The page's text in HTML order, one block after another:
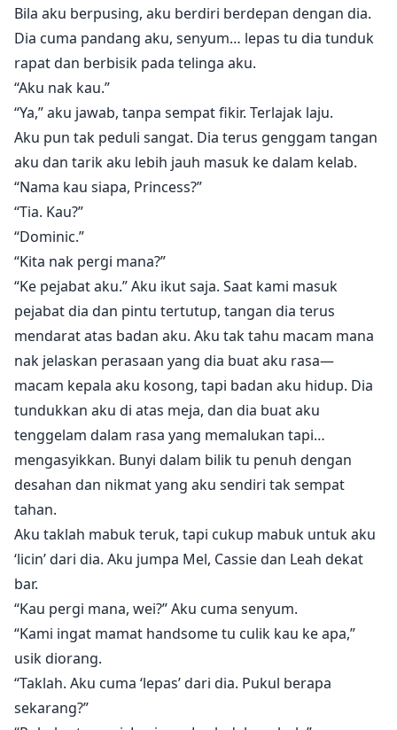
Bila aku berpusing, aku berdiri berdepan dengan dia.
Dia cuma pandang aku, senyum… lepas tu dia tunduk
rapat dan berbisik pada telinga aku.
“Aku nak kau.”
“Ya,” aku jawab, tanpa sempat fikir. Terlajak laju.
Aku pun tak peduli sangat. Dia terus genggam tangan
aku dan tarik aku lebih jauh masuk ke dalam kelab.
“Nama kau siapa, Princess?”
“Tia. Kau?”
“Dominic.”
“Kita nak pergi mana?”
“Ke pejabat aku.” Aku ikut saja. Saat kami masuk
pejabat dia dan pintu tertutup, tangan dia terus
mendarat atas badan aku. Aku tak tahu macam mana
nak jelaskan perasaan yang dia buat aku rasa—
macam kepala aku kosong, tapi badan aku hidup. Dia
tundukkan aku di atas meja, dan dia buat aku
tenggelam dalam rasa yang memalukan tapi…
mengasyikkan. Bunyi dalam bilik tu penuh dengan
desahan dan nikmat yang aku sendiri tak sempat
tahan.
Aku taklah mabuk teruk, tapi cukup mabuk untuk aku
‘licin’ dari dia. Aku jumpa Mel, Cassie dan Leah dekat
bar.
“Kau pergi mana, wei?” Aku cuma senyum.
“Kami ingat mamat handsome tu culik kau ke apa,”
usik diorang.
“Taklah. Aku cuma ‘lepas’ dari dia. Pukul berapa
sekarang?”